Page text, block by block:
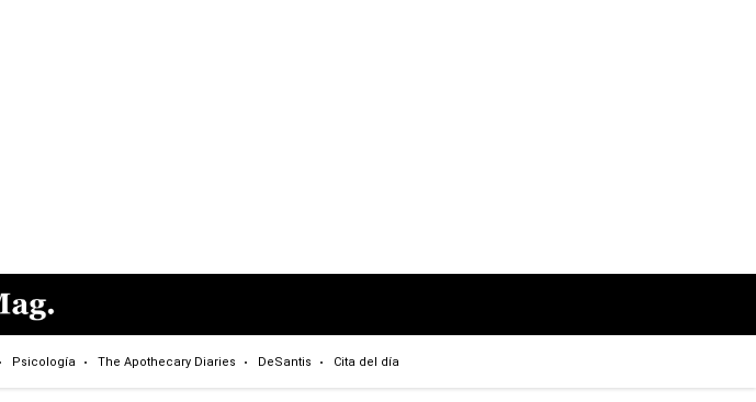
Psicología The Apothecary Diaries DeSantis Cita del día